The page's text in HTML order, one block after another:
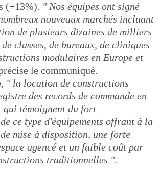
(+13%). " Nos équipes ont signé
nouveaux marchés incluant
de plusieurs dizaines de milliers
classes, de bureaux, de cliniques
modulaires en Europe et
le communiqué.
" la location de constructions
des records de commande en
qui témoignent du fort
ce type d'équipements offrant à la
mise à disposition, une forte
agencé et un faible coût par
traditionnelles ".